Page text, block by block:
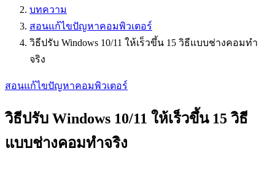
บทความ
สอนแก้ไขปัญหาคอมพิวเตอร์
วิธีปรับ Windows 10/11 ให้เร็วขึ้น 15 วิธีแบบช่างคอมทำ
จริง
สอนแก้ไขปัญหาคอมพิวเตอร์
วิธีปรับ Windows 10/11 ให้เร็วขึ้น 15 วิธี
แบบช่างคอมทำจริง